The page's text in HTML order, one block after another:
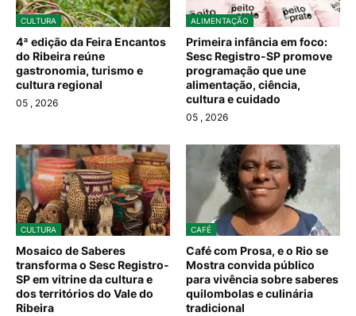
CULTURA
4ª edição da Feira Encantos
do Ribeira reúne
gastronomia, turismo e
cultura regional
05 , 2026
ALIMENTAÇÃO
Primeira infância em foco:
Sesc Registro-SP promove
programação que une
alimentação, ciência,
cultura e cuidado
05 , 2026
CULTURA
Mosaico de Saberes
transforma o Sesc Registro-
SP em vitrine da cultura e
dos territórios do Vale do
Ribeira
CAFÉ
Café com Prosa, e o Rio se
Mostra convida público
para vivência sobre saberes
quilombolas e culinária
tradicional